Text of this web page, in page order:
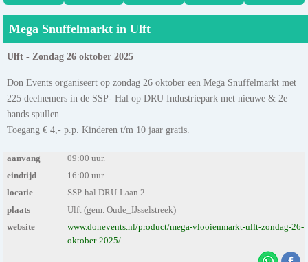
Mega Snuffelmarkt in Ulft
Ulft - Zondag 26 oktober 2025
Don Events organiseert op zondag 26 oktober een Mega Snuffelmarkt met
225 deelnemers in de SSP- Hal op DRU Industriepark met nieuwe & 2e
hands spullen.
Toegang € 4,- p.p. Kinderen t/m 10 jaar gratis.
aanvang
09:00 uur.
eindtijd
16:00 uur.
locatie
SSP-hal DRU-Laan 2
plaats
Ulft (gem. Oude_IJsselstreek)
website
www.donevents.nl/product/mega-vlooienmarkt-ulft-zondag-26-
oktober-2025/